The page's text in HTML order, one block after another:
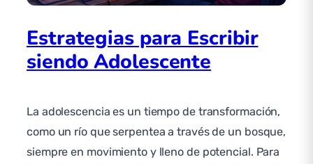
Estrategias para Escribir
siendo Adolescente
La adolescencia es un tiempo de transformación,
como un río que serpentea a través de un bosque,
siempre en movimiento y lleno de potencial. Para